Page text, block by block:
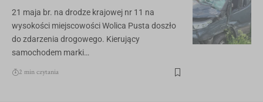
21 maja br. na drodze krajowej nr 11 na
wysokości miejscowości Wolica Pusta doszło
do zdarzenia drogowego. Kierujący
samochodem marki…
2 min czytania